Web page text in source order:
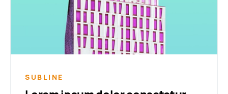
SUBLINE